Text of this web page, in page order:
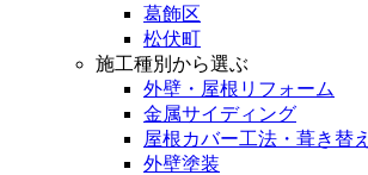
葛飾区
松伏町
施工種別から選ぶ
外壁・屋根リフォーム
金属サイディング
屋根カバー工法・葺き替え
外壁塗装